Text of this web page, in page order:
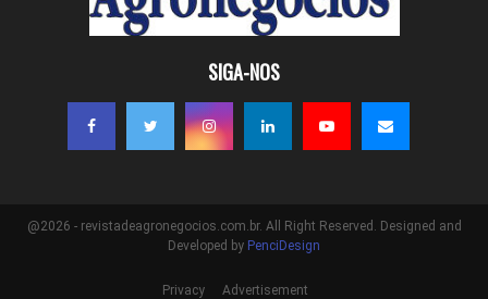
SIGA-NOS
@2026 - revistadeagronegocios.com.br. All Right Reserved. Designed and
Developed by PenciDesign
Privacy Advertisement